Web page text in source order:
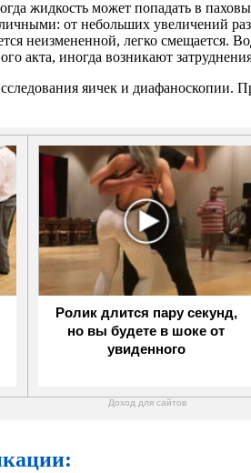
жидкость может попадать в
от небольших увеличений
неизмененной, легко смещается.
акта, иногда возникают
яичек и диафаноскопии.
Ролик длится пару секунд,
но вы будете в шоке от
увиденного
Доход для сайтов